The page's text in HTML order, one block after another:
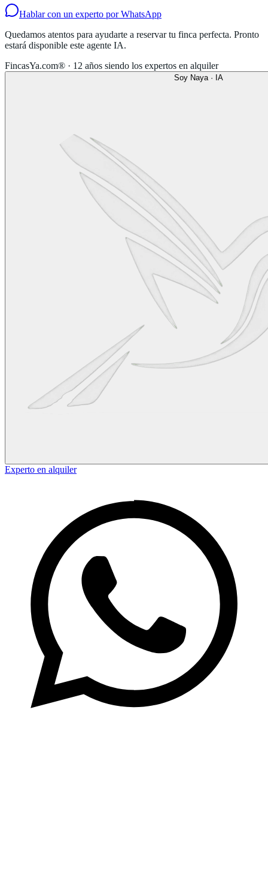
Hablar con un experto por WhatsApp
Quedamos atentos para ayudarte a reservar tu finca perfecta. Pronto
estará disponible este agente IA.
FincasYa.com® · 12 años siendo los expertos en alquiler
Soy Naya · IA
Experto en alquiler